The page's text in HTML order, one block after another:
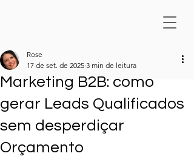
Marketing B2B: como
gerar Leads Qualificados
sem desperdiçar
Orçamento
Rose
17 de set. de 2025 3 min de leitura